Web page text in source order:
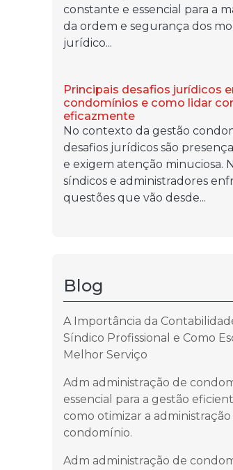
constante e essencial para a
da ordem e segurança dos
jurídico...
Principais desafios jurídicos
condomínios e como lidar
eficazmente
No contexto da gestão
desafios jurídicos são
e exigem atenção minuciosa.
síndicos e administradores
questões que vão desde...
Blog
A Importância da
Síndico Profissional e Como
Melhor Serviço
Adm administração de
essencial para a gestão
como otimizar a administração
condomínio.
Adm administração de